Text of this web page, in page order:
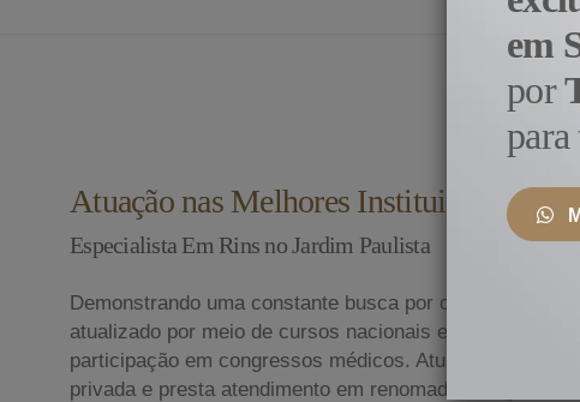
Atuação nas Melhores Instituições do
Especialista Em Rins no Jardim Paulista
Demonstrando uma constante busca por conhecimento,
atualizado por meio de cursos nacionais e
participação em congressos médicos. Atualmente,
privada e presta atendimento em renomados hospitais
em
por